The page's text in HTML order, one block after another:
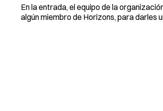
En la entrada, el equipo de la
algún miembro de Horizons, para darles